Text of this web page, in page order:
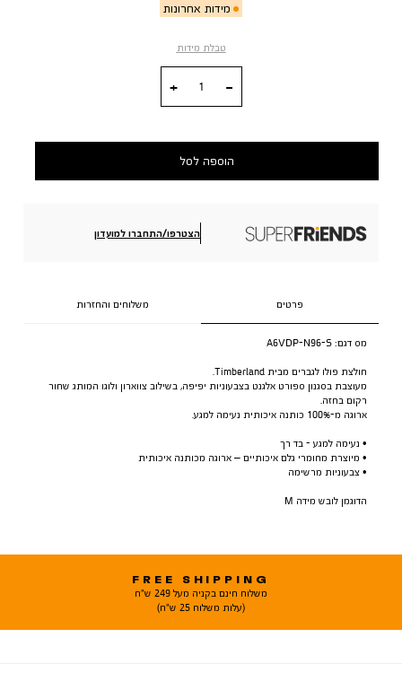
מידות אחרונות
טבלת מידות
הוספה לסל
הצטרפו/התחברו למועדון
פרטים משלוחים והחזרות
מס דגם: A6VDP-N96-S
חולצת פולו לגברים מבית Timberland.
מעוצבת בסגנון ספורט אלגנט בצבעוניות יפיפה, בשילוב צווארון ולוגו המותג שחור
רקום בחזה.
ארוגה מ-100% כותנה איכותית נעימה למגע.
• נעימה למגע - בד רך
• מיוצרת מחומרי גלם איכותיים – ארוגה מכותנה איכותית
• צבעוניות מרשימה
הדוגמן לובש מידה M
FREE SHIPPING
משלוח חינם בקניה מעל 249 ש"ח
(עלות משלוח 25 ש"ח)